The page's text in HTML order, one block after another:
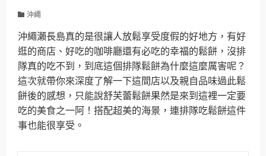
沖繩
沖繩瀨長島真的是很讓人放鬆享受度假的好地方，有好
逛的商店、好吃的咖啡廳還有必吃的幸福的鬆餅，沒排
隊真的吃不到，到底這個排隊鬆餅為什麼這麼厲害呢？
這次就帶你來深度了解一下這間店以及親自品味過此鬆
餅後的感想，只能說舒芙蕾鬆餅果然是來到這裡一定要
吃的美食之一阿！搭配超美的海景，連排隊吃鬆餅這件
事也能很享受。